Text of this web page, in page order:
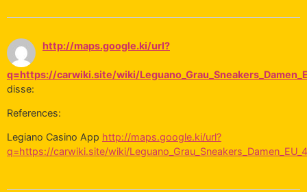
http://maps.google.ki/url?
q=https://carwiki.site/wiki/
disse:
References:
Legiano Casino App http://maps.google.ki/url?
q=https://carwiki.site/wiki/